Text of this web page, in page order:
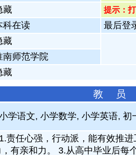
藏 提示：
科在读
最后登
藏
南师范学院
藏
教 员
学语文, 小学数学, 小学英语,
1.责任心强，行动派，能有效推
，有亲和力。 3.从高中毕业后每